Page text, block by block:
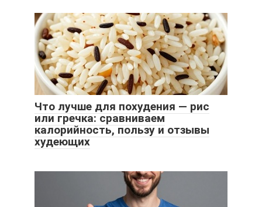
Что лучше для похудения — рис
или гречка: сравниваем
калорийность, пользу и отзывы
худеющих